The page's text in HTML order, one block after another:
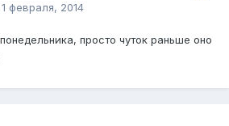
1 февраля, 2014
просто чуток раньше оно